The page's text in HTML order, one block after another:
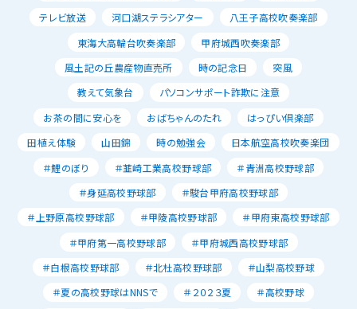
テレビ放送
河口湖ステラシアター
八王子高校吹奏楽部
東海大高輪台吹奏楽部
甲府城西吹奏楽部
風土記の丘農産物直売所
時の記念日
突風
教えて気象台
パソコンサポート詐欺に注意
お茶の間に安心を
おばちゃんのたれ
はっぴい倶楽部
田植え体験
山田錦 時の勉強会
日本航空高校吹奏楽団
＃鯉のぼり
＃韮崎工業高校野球部
＃青洲高校野球部
＃身延高校野球部
＃駿台甲府高校野球部
＃上野原高校野球部
＃甲陵高校野球部
＃甲府東高校野球部
＃甲府第一高校野球部
＃甲府城西高校野球部
＃白根高校野球部
＃北杜高校野球部
＃山梨高校野球
＃夏の高校野球はNNSで
＃２０２３夏
＃高校野球